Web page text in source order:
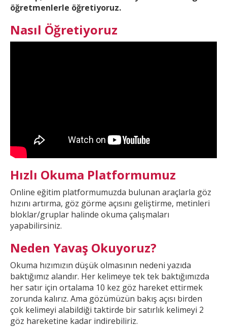
öğretmenlerle öğretiyoruz.
Nasıl Öğretiyoruz
Hızlı Okuma Platformumuz
Online eğitim platformumuzda bulunan araçlarla göz
hızını artırma, göz görme açısını geliştirme, metinleri
bloklar/gruplar halinde okuma çalışmaları
yapabilirsiniz.
Neden Yavaş Okuyoruz?
Okuma hızımızın düşük olmasının nedeni yazıda
baktığımız alandır. Her kelimeye tek tek baktığımızda
her satır için ortalama 10 kez göz hareket ettirmek
zorunda kalırız. Ama gözümüzün bakış açısı birden
çok kelimeyi alabildiği taktirde birsatırlık kelimeyi 2
göz hareketine kadar indirebiliriz.